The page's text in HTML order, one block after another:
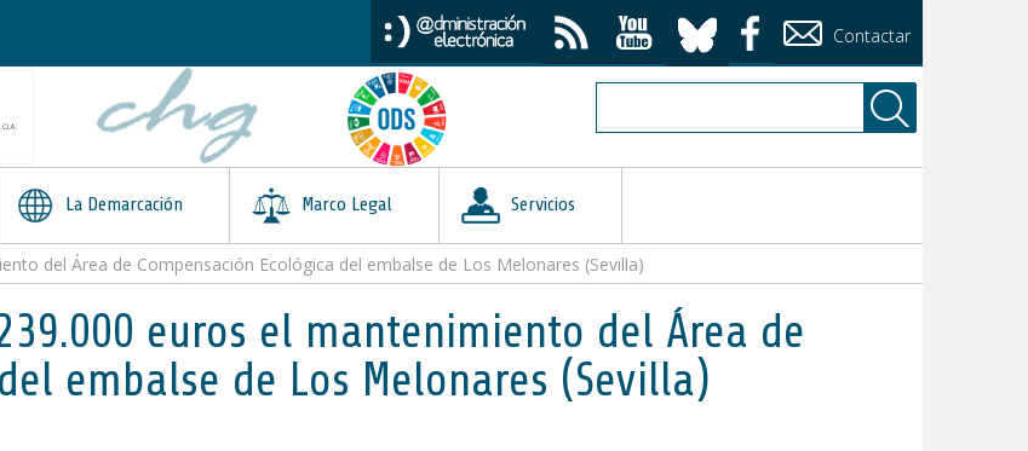
Contactar
La Demarcación Marco Legal Servicios
del Área de Compensación Ecológica del embalse de Los Melonares (Sevilla)
euros el mantenimiento del Área de
embalse de Los Melonares (Sevilla)